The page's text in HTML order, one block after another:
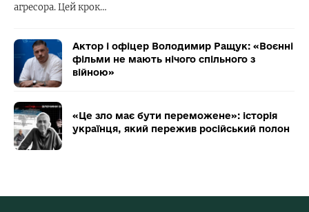
агресора. Цей крок…
Актор і офіцер Володимир Ращук: «Воєнні
фільми не мають нічого спільного з
війною»
«Це зло має бути переможене»: історія
українця, який пережив російський полон